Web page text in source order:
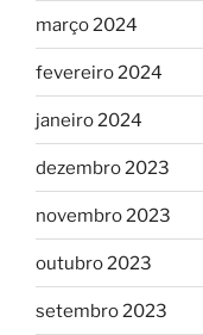
março 2024
fevereiro 2024
janeiro 2024
dezembro 2023
novembro 2023
outubro 2023
setembro 2023